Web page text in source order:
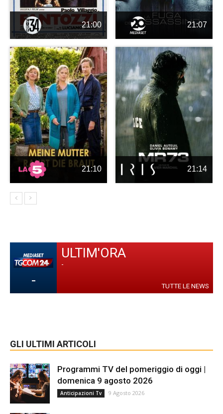
21:00 21:07
21:10 21:14
-
ULTIM'ORA
-
TUTTE LE NEWS
GLI ULTIMI ARTICOLI
Programmi TV del pomeriggio di oggi |
domenica 9 agosto 2026
Anticipazioni Tv 9 Agosto 2026